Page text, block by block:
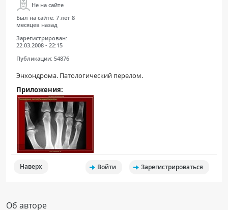
Не на сайте
Был на сайте: 7 лет 8
месяцев назад
Зарегистрирован:
22.03.2008 - 22:15
Публикации: 54876
Энхондрома. Патологический перелом.
Приложения:
Наверх Войти Зарегистрироваться
Об авторе